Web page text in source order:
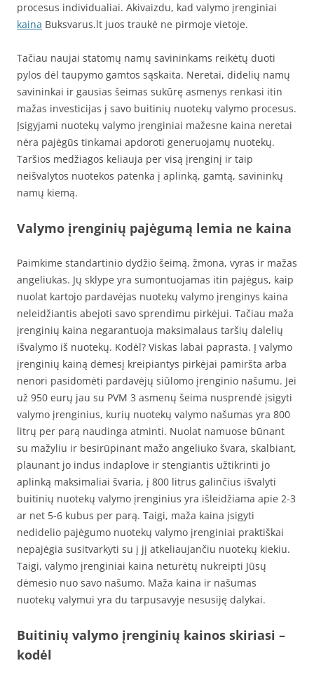
procesus individualiai. Akivaizdu, kad valymo įrenginiai
kaina Buksvarus.lt juos traukė ne pirmoje vietoje.
Tačiau naujai statomų namų savininkams reikėtų duoti
pylos dėl taupymo gamtos sąskaita. Neretai, didelių namų
savininkai ir gausias šeimas sukūrę asmenys renkasi itin
mažas investicijas į savo buitinių nuotekų valymo procesus.
Įsigyjami nuotekų valymo įrenginiai mažesne kaina neretai
nėra pajėgūs tinkamai apdoroti generuojamų nuotekų.
Taršios medžiagos keliauja per visą įrenginį ir taip
neišvalytos nuotekos patenka į aplinką, gamtą, savininkų
namų kiemą.
Valymo įrenginių pajėgumą lemia ne kaina
Paimkime standartinio dydžio šeimą, žmona, vyras ir mažas
angeliukas. Jų sklype yra sumontuojamas itin pajėgus, kaip
nuolat kartojo pardavėjas nuotekų valymo įrenginys kaina
neleidžiantis abejoti savo sprendimu pirkėjui. Tačiau maža
įrenginių kaina negarantuoja maksimalaus taršių dalelių
išvalymo iš nuotekų. Kodėl? Viskas labai paprasta. Į valymo
įrenginių kainą dėmesį kreipiantys pirkėjai pamiršta arba
nenori pasidomėti pardavėjų siūlomo įrenginio našumu. Jei
už 950 eurų jau su PVM 3 asmenų šeima nusprendė įsigyti
valymo įrenginius, kurių nuotekų valymo našumas yra 800
litrų per parą naudinga atminti. Nuolat namuose būnant
su mažyliu ir besirūpinant mažo angeliuko švara, skalbiant,
plaunant jo indus indaplove ir stengiantis užtikrinti jo
aplinką maksimaliai švaria, į 800 litrus galinčius išvalyti
buitinių nuotekų valymo įrenginius yra išleidžiama apie 2-3
ar net 5-6 kubus per parą. Taigi, maža kaina įsigyti
nedidelio pajėgumo nuotekų valymo įrenginiai praktiškai
nepajėgia susitvarkyti su į jį atkeliaujančiu nuotekų kiekiu.
Taigi, valymo įrenginiai kaina neturėtų nukreipti Jūsų
dėmesio nuo savo našumo. Maža kaina ir našumas
nuotekų valymui yra du tarpusavyje nesusiję dalykai.
Buitinių valymo įrenginių kainos skiriasi –
kodėl